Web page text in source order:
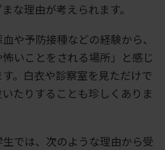
な理由が考えられます。
や予防接種などの経験から、
いことをされる場所」と感じ
。白衣や診察室を見ただけで
たりすることも珍しくありま
では、次のような理由から受